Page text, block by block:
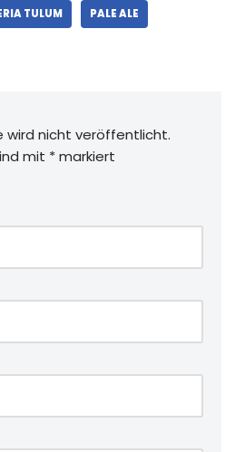
TULUM PALE ALE
wird nicht veröffentlicht.
mit *markiert